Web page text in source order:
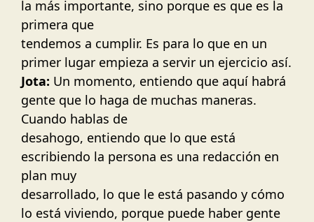
la más importante, sino porque es que es la
primera que
tendemos a cumplir. Es para lo que en un
primer lugar empieza a servir un ejercicio así.
Jota: Un momento, entiendo que aquí habrá
gente que lo haga de muchas maneras.
Cuando hablas de
desahogo, entiendo que lo que está
escribiendo la persona es una redacción en
plan muy
desarrollado, lo que le está pasando y cómo
lo está viviendo, porque puede haber gente